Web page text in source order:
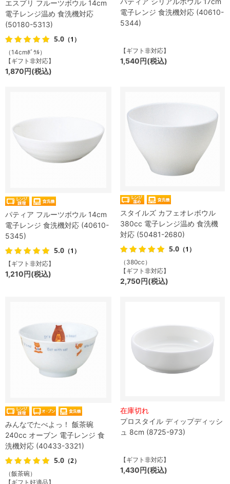
エスプリ フルーツボウル 14cm
電子レンジ温め 食洗機対応
(50180-5313)
5.0 （1）
（14cmﾎﾞｳﾙ）
【ギフト非対応】
1,870円(税込)
電子レンジ 食洗機対応 (40610-
5344)
【ギフト非対応】
1,540円(税込)
パティア フルーツボウル 14cm
電子レンジ 食洗機対応 (40610-
5345)
5.0 （1）
【ギフト非対応】
1,210円(税込)
スタイルズ カフェオレボウル
380cc 電子レンジ温め 食洗機
対応 (50481-2680)
5.0 （1）
（380cc）
【ギフト非対応】
2,750円(税込)
みんなでたべよっ！ 飯茶碗
240cc オーブン 電子レンジ 食
洗機対応 (40433-3321)
5.0 （2）
（飯茶碗）
【ギフト好適品】
在庫切れ
プロスタイル ディップディッシ
ュ 8cm (8725-973)
【ギフト非対応】
1,430円(税込)